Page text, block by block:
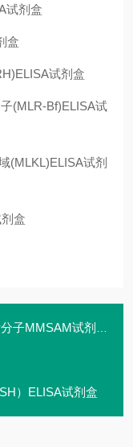
试剂盒
盒
试剂盒
(MLR-Bf)ELISA试
(MLKL)ELISA试剂
盒
子MMSAM试剂盒
）ELISA试剂盒